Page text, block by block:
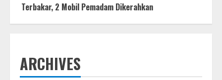
Terbakar, 2 Mobil Pemadam Dikerahkan
ARCHIVES